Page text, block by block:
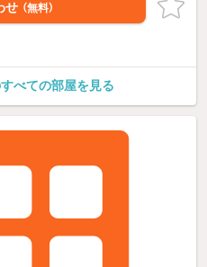
せ （無料）
べての部屋を見る